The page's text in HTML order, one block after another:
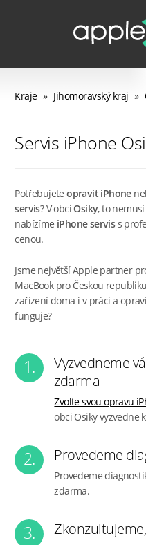
Kraje » Jihomoravský kraj »
Servis iPhone
Potřebujeteopravit iPhone
servis? V obciOsiky, to
nabízíme iPhone serviss
cenou.
Jsme největší Apple partner
MacBook pro Českou
zařízení doma i v práci a
funguje?
1.
Vyzvedneme
zdarma
Zvolte svou opravu
obci Osiky vyzvedne
2. Provedeme
Provedeme
zdarma.
3.